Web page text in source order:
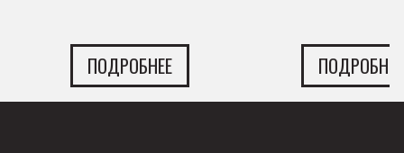
ПОДРОБНЕЕ ПОДРОБНЕЕ